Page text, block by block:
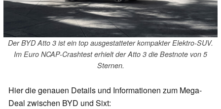
Der BYD Atto 3 ist ein top ausgestatteter kompakter Elektro-SUV.
Im Euro NCAP-Crashtest erhielt der Atto 3 die Bestnote von 5
Sternen.
Hier die genauen Details und Informationen zum Mega-
Deal zwischen BYD und Sixt: